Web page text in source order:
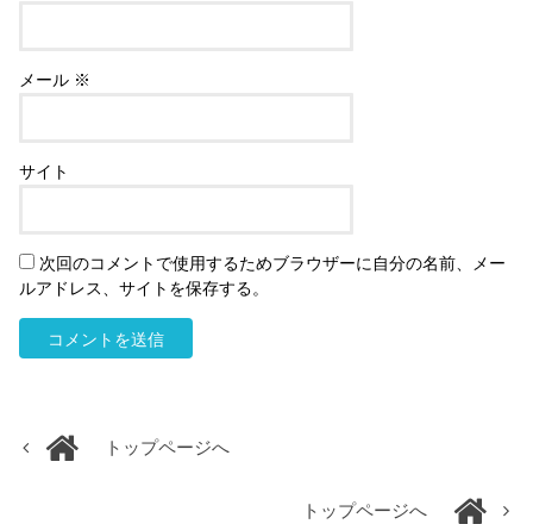
メール ※
サイト
次回のコメントで使用するためブラウザーに自分の名前、メー
ルアドレス、サイトを保存する。
トップページへ
トップページへ